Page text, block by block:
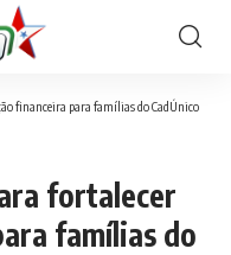
financeira para famílias do CadÚnico
fortalecer
famílias do